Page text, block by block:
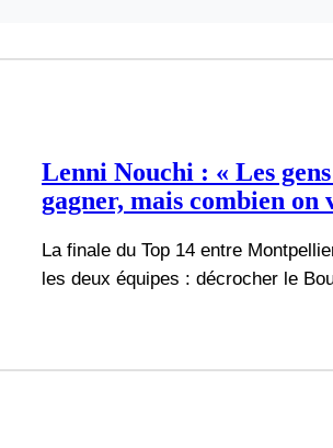
Lenni Nouchi : « Les
gagner, mais combien on
La finale du Top 14 entre
les deux équipes : décrocher le